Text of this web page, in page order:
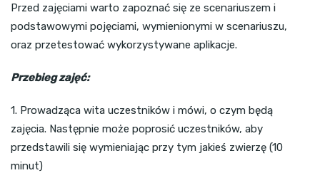
Przed zajęciami warto zapoznać się ze scenariuszem i
podstawowymi pojęciami, wymienionymi w scenariuszu,
oraz przetestować wykorzystywane aplikacje.
Przebieg zajęć:
1. Prowadząca wita uczestników i mówi, o czym będą
zajęcia. Następnie może poprosić uczestników, aby
przedstawili się wymieniając przy tym jakieś zwierzę (10
minut)